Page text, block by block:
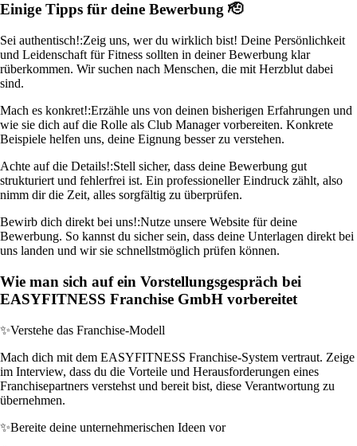
Einige Tipps für deine Bewerbung 🫡
Sei authentisch!:Zeig uns, wer du wirklich bist! Deine Persönlichkeit
und Leidenschaft für Fitness sollten in deiner Bewerbung klar
rüberkommen. Wir suchen nach Menschen, die mit Herzblut dabei
sind.
Mach es konkret!:Erzähle uns von deinen bisherigen Erfahrungen und
wie sie dich auf die Rolle als Club Manager vorbereiten. Konkrete
Beispiele helfen uns, deine Eignung besser zu verstehen.
Achte auf die Details!:Stell sicher, dass deine Bewerbung gut
strukturiert und fehlerfrei ist. Ein professioneller Eindruck zählt, also
nimm dir die Zeit, alles sorgfältig zu überprüfen.
Bewirb dich direkt bei uns!:Nutze unsere Website für deine
Bewerbung. So kannst du sicher sein, dass deine Unterlagen direkt bei
uns landen und wir sie schnellstmöglich prüfen können.
Wie man sich auf ein Vorstellungsgespräch bei
EASYFITNESS Franchise GmbH vorbereitet
✨Verstehe das Franchise-Modell
Mach dich mit dem EASYFITNESS Franchise-System vertraut. Zeige
im Interview, dass du die Vorteile und Herausforderungen eines
Franchisepartners verstehst und bereit bist, diese Verantwortung zu
übernehmen.
✨Bereite deine unternehmerischen Ideen vor